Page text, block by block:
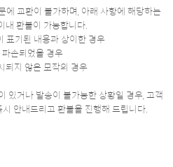
에 교환이 불가하며, 아래 사항에 해당하는
내 환불이 가능합니다.
표기된 내용과 상이한 경우
손되었을 경우
되지 않은 모작의 경우
있거나 발송이 불가능한 상황일 경우, 고객
안내드리고 환불을 진행해 드립니다.